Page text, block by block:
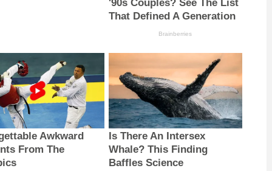
'90s Couples? See The List
That Defined A Generation
Brainberries
Awkward
From The
Is There An Intersex
Whale? This Finding
Baffles Science